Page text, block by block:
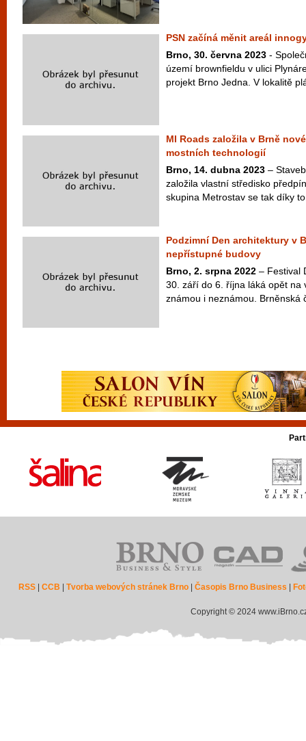
PSN začíná měnit areál
Brno, 30. června 2023 -
území brownfieldu v ulici
projekt Brno Jedna. V lokalitě
MI Roads založila v Brně
mostních technologií
Brno, 14. dubna 2023 –
založila vlastní středisko
skupina Metrostav se tak díky
Podzimní Den architektury v
nepřístupné budovy
Brno, 2. srpna 2022 – Festival
30. září do 6. října láká opět na
známou i neznámou. Brněnská
RSS |CCB |Tvorba webových stránek Brno |Časopis Brno Business
Copyright © 2024